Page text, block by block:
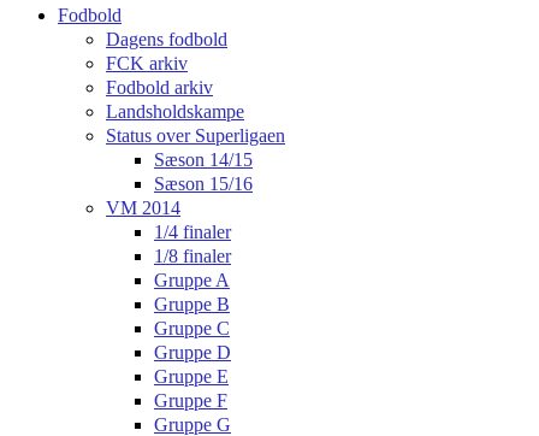
Fodbold
Dagens fodbold
FCK arkiv
Fodbold arkiv
Landsholdskampe
Status over Superligaen
Sæson 14/15
Sæson 15/16
VM 2014
1/4 finaler
1/8 finaler
Gruppe A
Gruppe B
Gruppe C
Gruppe D
Gruppe E
Gruppe F
Gruppe G